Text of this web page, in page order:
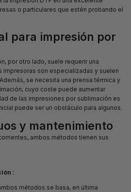
o particulares que estén probando el
para impresión por
por otro lado, suele requerir una
impresoras son especializadas y suelen
se necesita una prensa térmica y
cuyo coste puede aumentar
de las impresiones por sublimación es
puede ser un obstáculo para algunos.
y mantenimiento
ambos métodos tienen sus
:
métodos se basa, en última